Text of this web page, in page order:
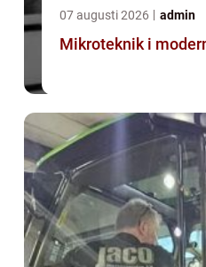
07 augusti 2026 admin
Mikroteknik i